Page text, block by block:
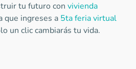
tu futuro con vivienda
que ingreses a 5ta feria virtual
un clic cambiarás tu vida.